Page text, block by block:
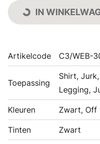
IN
Artikelcode C3/WEB-
Toepassing
Shirt,
Legging,
Kleuren Zwart, Off
Tinten Zwart